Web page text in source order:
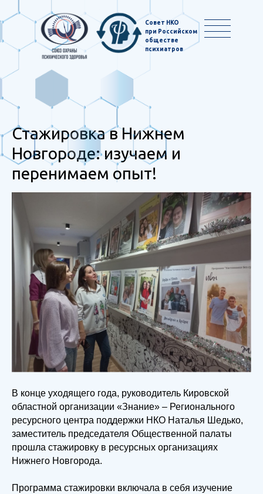
Совет НКО
при Российском
обществе
психиатров
Стажировка в Нижнем
Новгороде: изучаем и
перенимаем опыт!
В конце уходящего года, руководитель Кировской
областной организации «Знание» – Регионального
ресурсного центра поддержки НКО Наталья Шедько,
заместитель председателя Общественной палаты
прошла стажировку в ресурсных организациях
Нижнего Новгорода.
Программа стажировки включала в себя изучение